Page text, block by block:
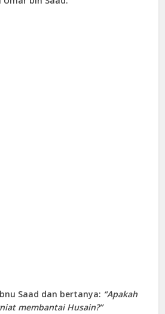
Saad dan bertanya: “Apakah
membantai Husain?”